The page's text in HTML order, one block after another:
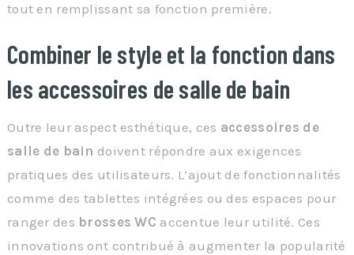
tout en remplissant sa fonction première.
Combiner le style et la fonction dans
les accessoires de salle de bain
Outre leur aspect esthétique, ces accessoires de
salle de bain doivent répondre aux exigences
pratiques des utilisateurs. L’ajout de fonctionnalités
comme des tablettes intégrées ou des espaces pour
ranger des brosses WC accentue leur utilité. Ces
innovations ont contribué à augmenter la popularité